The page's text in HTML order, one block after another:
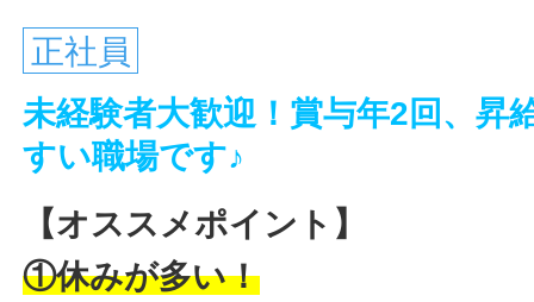
正社員
未経験者大歓迎！賞与年2回、昇
すい職場です♪
【オススメポイント】
①休みが多い！